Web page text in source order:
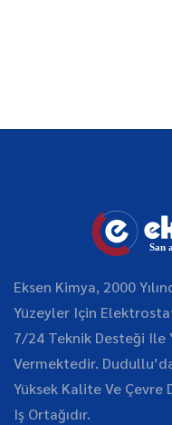
Eksen Kimya, 2000
Yüzeyler Için
7/24 Teknik Desteği Ile
Vermektedir.
Yüksek Kalite Ve
Iş Ortağıdır.